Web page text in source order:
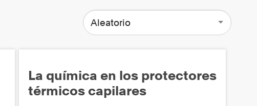
Aleatorio
La química en los protectores
térmicos capilares